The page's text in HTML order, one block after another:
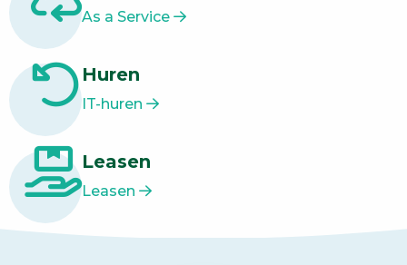
As a Service
Huren
IT-huren
Leasen
Leasen